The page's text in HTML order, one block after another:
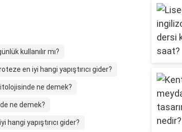
kullanılır mı?
en iyi hangi yapıştırıcı gider?
ne demek?
ne demek?
hangi yapıştırıcı gider?